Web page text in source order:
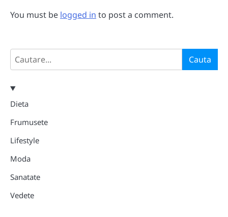
You must be logged in to post a comment.
Search Cauta
Dieta
Frumusete
Lifestyle
Moda
Sanatate
Vedete